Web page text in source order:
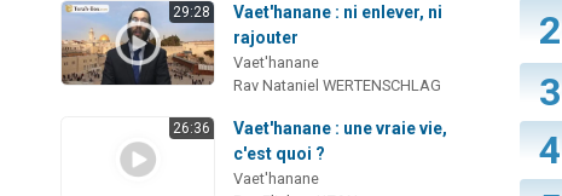
29:28
Vaet'hanane : ni enlever, ni
rajouter
Vaet'hanane
Rav Nataniel WERTENSCHLAG
26:36
Vaet'hanane : une vraie vie,
c'est quoi ?
Vaet'hanane
2
3
4